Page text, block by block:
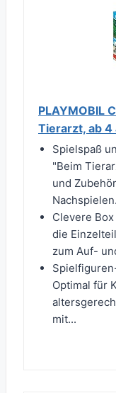
PLAYMOBIL
Tierarzt, ab 4
Spielspaß
"Beim
und
Clevere
die
zum Auf-
Optimal für
mit...